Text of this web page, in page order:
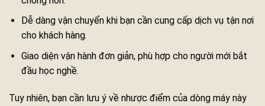
Dễ dàng vận chuyển khi bạn cần cung cấp dịch vụ tận nơi
cho khách hàng.
Giao diện vận hành đơn giản, phù hợp cho người mới bắt
đầu học nghề.
Tuy nhiên, bạn cần lưu ý về nhược điểm của dòng máy này